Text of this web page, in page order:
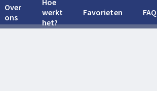
Over
ons
Hoe
werkt
het?
Favorieten FAQ